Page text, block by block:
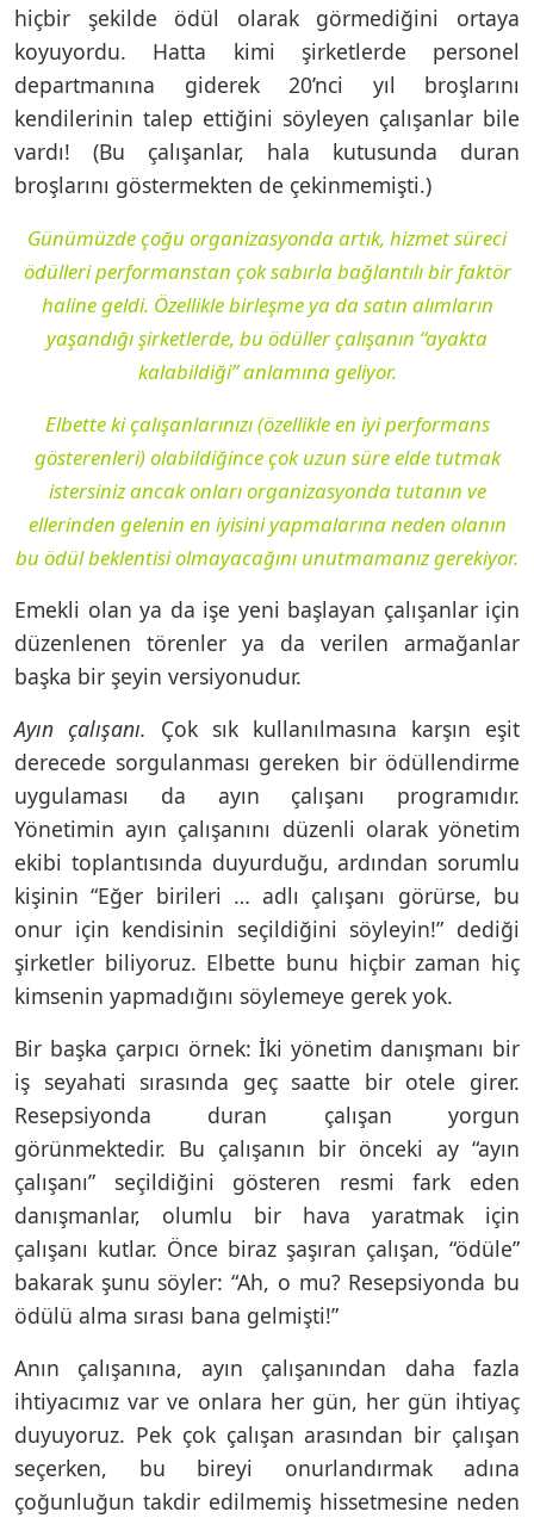
hiçbir şekilde ödül olarak görmediğini ortaya
koyuyordu. Hatta kimi şirketlerde personel
departmanına giderek 20’nci yıl broşlarını
kendilerinin talep ettiğini söyleyen çalışanlar bile
vardı! (Bu çalışanlar, hala kutusunda duran
broşlarını göstermekten de çekinmemişti.)
Günümüzde çoğu organizasyonda artık, hizmet süreci
ödülleri performanstan çok sabırla bağlantılı bir faktör
haline geldi. Özellikle birleşme ya da satın alımların
yaşandığı şirketlerde, bu ödüller çalışanın “ayakta
kalabildiği” anlamına geliyor.
Elbette ki çalışanlarınızı (özellikle en iyi performans
gösterenleri) olabildiğince çok uzun süre elde tutmak
istersiniz ancak onları organizasyonda tutanın ve
ellerinden gelenin en iyisini yapmalarına neden olanın
bu ödül beklentisi olmayacağını unutmamanız gerekiyor.
Emekli olan ya da işe yeni başlayan çalışanlar için
düzenlenen törenler ya da verilen armağanlar
başka bir şeyin versiyonudur.
Ayın çalışanı. Çok sık kullanılmasına karşın eşit
derecede sorgulanması gereken bir ödüllendirme
uygulaması da ayın çalışanı programıdır.
Yönetimin ayın çalışanını düzenli olarak yönetim
ekibi toplantısında duyurduğu, ardından sorumlu
kişinin “Eğer birileri … adlı çalışanı görürse, bu
onur için kendisinin seçildiğini söyleyin!” dediği
şirketler biliyoruz. Elbette bunu hiçbir zaman hiç
kimsenin yapmadığını söylemeye gerek yok.
Bir başka çarpıcı örnek: İki yönetim danışmanı bir
iş seyahati sırasında geç saatte bir otele girer.
Resepsiyonda duran çalışan yorgun
görünmektedir. Bu çalışanın bir önceki ay “ayın
çalışanı” seçildiğini gösteren resmi fark eden
danışmanlar, olumlu bir hava yaratmak için
çalışanı kutlar. Önce biraz şaşıran çalışan, “ödüle”
bakarak şunu söyler: “Ah, o mu? Resepsiyonda bu
ödülü alma sırası bana gelmişti!”
Anın çalışanına, ayın çalışanından daha fazla
ihtiyacımız var ve onlara her gün, her gün ihtiyaç
duyuyoruz. Pek çok çalışan arasından bir çalışan
seçerken, bu bireyi onurlandırmak adına
çoğunluğun takdir edilmemiş hissetmesine neden